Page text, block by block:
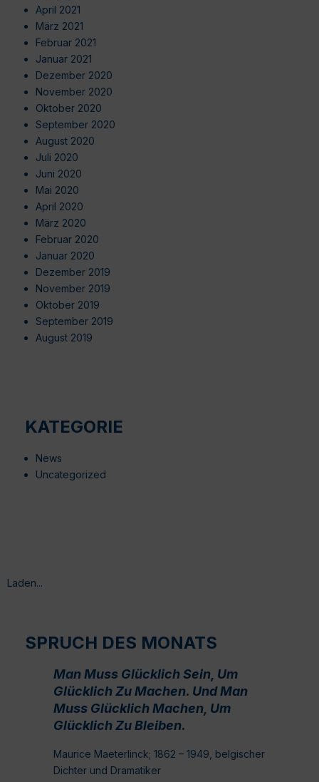
April 2021
März 2021
Februar 2021
Januar 2021
Dezember 2020
November 2020
Oktober 2020
September 2020
August 2020
Juli 2020
Juni 2020
Mai 2020
April 2020
März 2020
Februar 2020
Januar 2020
Dezember 2019
November 2019
Oktober 2019
September 2019
August 2019
KATEGORIE
News
Uncategorized
Laden...
SPRUCH DES MONATS
Man Muss Glücklich Sein, Um
Glücklich Zu Machen. Und Man
Muss Glücklich Machen, Um
Glücklich Zu Bleiben.
Maurice Maeterlinck; 1862 – 1949, belgischer
Dichter und Dramatiker